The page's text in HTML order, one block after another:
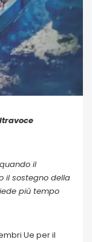
il
il sostegno della
più tempo
Ue per il